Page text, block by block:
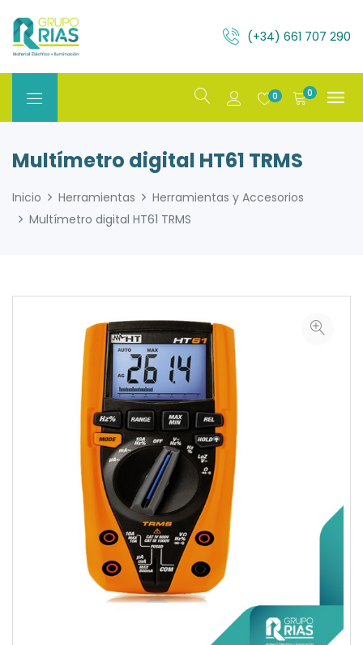
(+34) 661 707 290
0 0
Multímetro digital HT61 TRMS
Inicio Herramientas
Herramientas y Accesorios
Multímetro digital HT61 TRMS